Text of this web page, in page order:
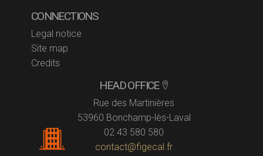
CONNECTIONS
Legal notice
Site map
Credits
HEAD OFFICE
Rue des Martinières
53960 Bonchamp-lès-Laval
02 43 580 580
contact@figecal.fr